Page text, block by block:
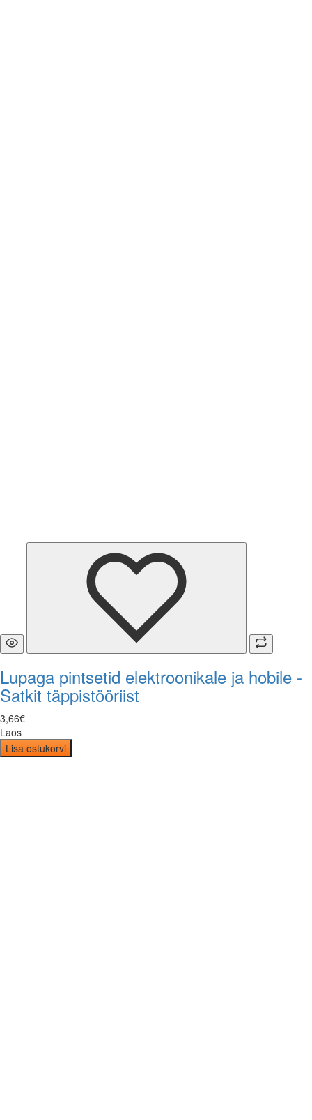
Lupaga pintsetid elektroonikale ja hobile -
Satkit täppistööriist
3,66€
Laos
Lisa ostukorvi